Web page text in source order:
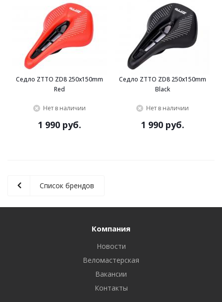
Седло ZTTO ZD8 250x150mm
Red
Нет в наличии
1 990 руб.
Седло ZTTO ZD8 250x150mm
Black
Нет в наличии
1 990 руб.
Список брендов
Компания
Новости
Веломастерская
Вакансии
Контакты